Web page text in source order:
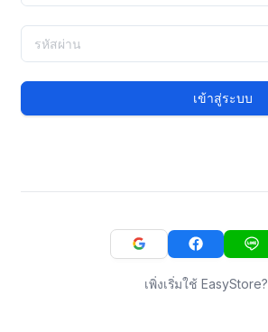
เข้าสู่ระบบ
เพิ่งเริ่มใช้ EasyStore?